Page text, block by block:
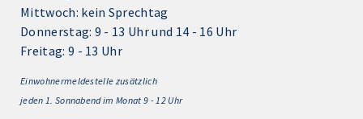
Mittwoch: kein Sprechtag
Donnerstag: 9 - 13 Uhr und 14 - 16 Uhr
Freitag: 9 - 13 Uhr
Einwohnermeldestelle zusätzlich
jeden 1. Sonnabend im Monat 9 - 12 Uhr